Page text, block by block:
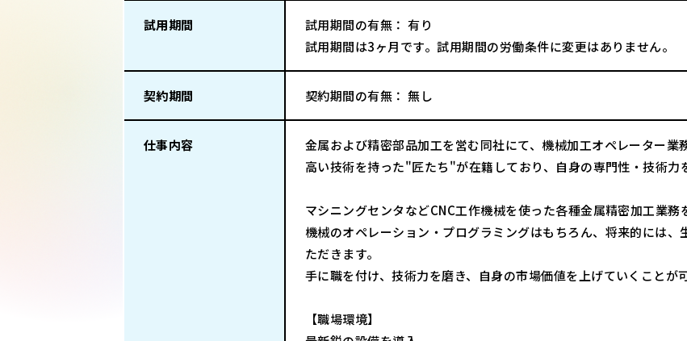
試用期間
試用期間の有無： 有り
試用期間は3ヶ月です。試用期間の労働条件に変更はありません。
契約期間 契約期間の有無： 無し
仕事内容
金属および精密部品加工を営む同社にて、機械加工オペレーター業
高い技術を持った"匠たち"が在籍しており、自身の専門性・技術力
マシニングセンタなどCNC工作機械を使った各種金属精密加工業務
機械のオペレーション・プログラミングはもちろん、将来的には
ただきます。
手に職を付け、技術力を磨き、自身の市場価値を上げていくことが
【職場環境】